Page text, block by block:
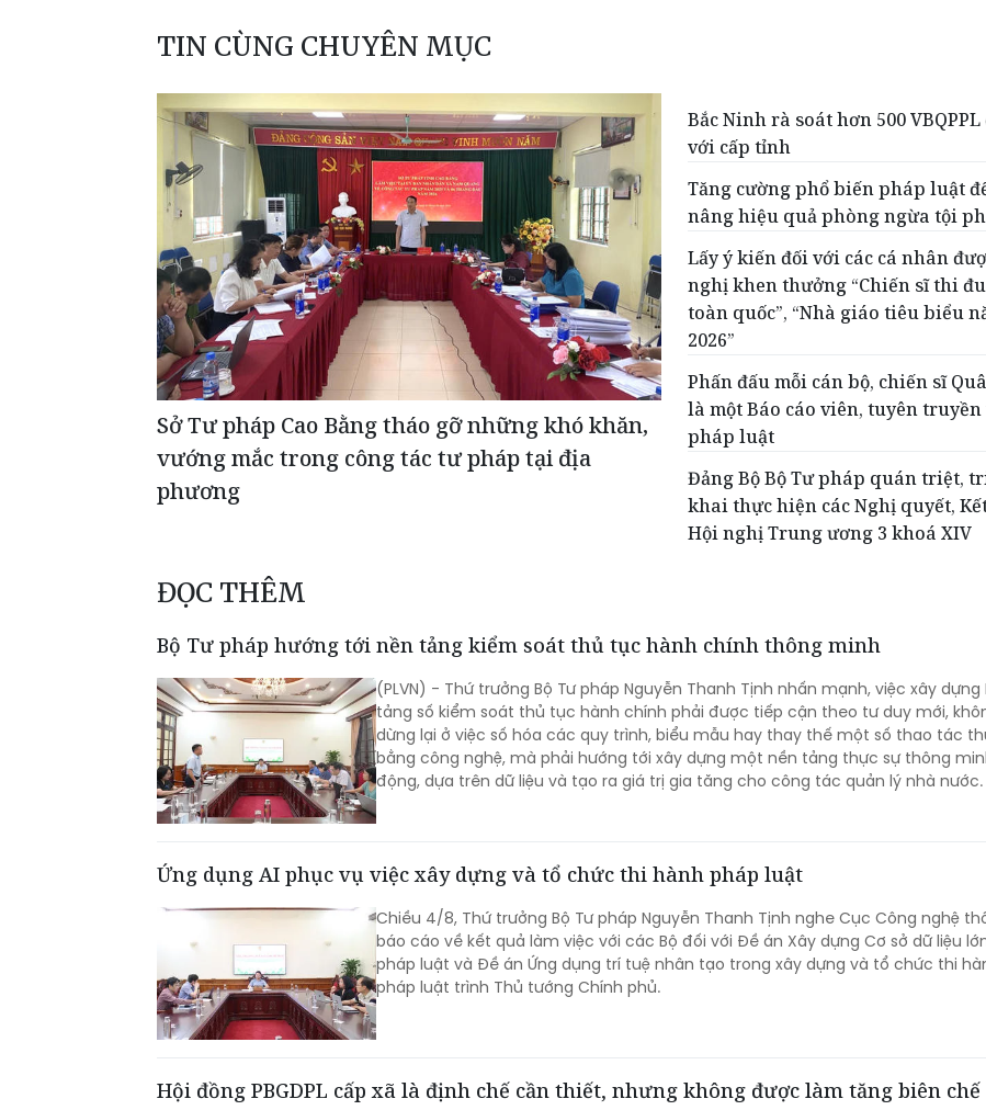
TIN CÙNG CHUYÊN MỤC
Sở Tư pháp Cao Bằng tháo gỡ những khó khăn,
vướng mắc trong công tác tư pháp tại địa
phương
Bắc Ninh rà soát hơn 500
với cấp tỉnh
Tăng cường phổ biến pháp luật
nâng hiệu quả phòng ngừa tội
Lấy ý kiến đối với các cá nhân
nghị khen thưởng “Chiến sĩ thi
toàn quốc”, “Nhà giáo tiêu biểu
2026”
Phấn đấu mỗi cán bộ, chiến sĩ
là một Báo cáo viên, tuyên
pháp luật
Đảng Bộ Bộ Tư pháp quán triệt,
khai thực hiện các Nghị quyết,
Hội nghị Trung ương 3 khoá XIV
ĐỌC THÊM
Bộ Tư pháp hướng tới nền tảng kiểm soát thủ tục hành chính thông minh
(PLVN) - Thứ trưởng Bộ Tư pháp Nguyễn Thanh Tịnh nhấn mạnh, việc xây dựng
tảng số kiểm soát thủ tục hành chính phải được tiếp cận theo tư duy mới,
dừng lại ở việc số hóa các quy trình, biểu mẫu hay thay thế một số thao tác
bằng công nghệ, mà phải hướng tới xây dựng một nền tảng thực sự thông
động, dựa trên dữ liệu và tạo ra giá trị gia tăng cho công tác quản lý nhà nước.
Ứng dụng AI phục vụ việc xây dựng và tổ chức thi hành pháp luật
Chiều 4/8, Thứ trưởng Bộ Tư pháp Nguyễn Thanh Tịnh nghe Cục Công nghệ
báo cáo về kết quả làm việc với các Bộ đối với Đề án Xây dựng Cơ sở dữ liệu
pháp luật và Đề án Ứng dụng trí tuệ nhân tạo trong xây dựng và tổ chức thi
pháp luật trình Thủ tướng Chính phủ.
Hội đồng PBGDPL cấp xã là định chế cần thiết, nhưng không được làm tăng biên chế